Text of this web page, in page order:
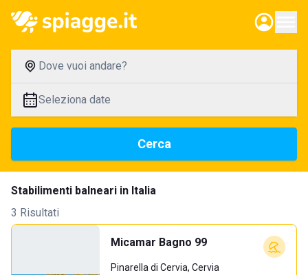
Dove vuoi andare?
Seleziona date
Cerca
Stabilimenti balneari in Italia
3 Risultati
Micamar Bagno 99
Pinarella di Cervia, Cervia